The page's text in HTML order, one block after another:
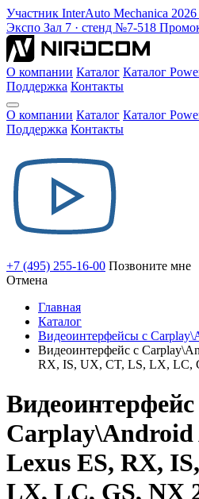
Участник InterAuto Mechanica 2026
Экспо Зал 7 · стенд №7-518
О компании Каталог Каталог
Поддержка Контакты
О компании Каталог Каталог
Поддержка Контакты
+7 (495) 255-16-00 Позвоните мне
Отмена
Главная
Каталог
Видеоинтерфейсы с
Видеоинтерфейс с
RX, IS, UX, CT, LS, LX, LC,
Видеоинтерфейс
Carplay\Android
Lexus ES, RX,
LX, LC, GS, NX